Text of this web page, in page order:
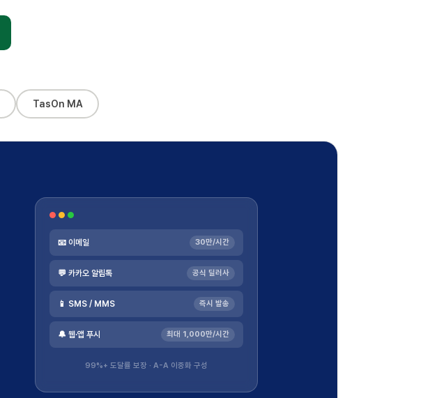
TasOn MA
📧 이메일 30만/시간
💬 카카오 알림톡 공식 딜러사
📱 SMS / MMS 즉시 발송
🔔 웹·앱 푸시 최대 1,000만/시간
99%+ 도달률 보장 · A-A 이중화 구성